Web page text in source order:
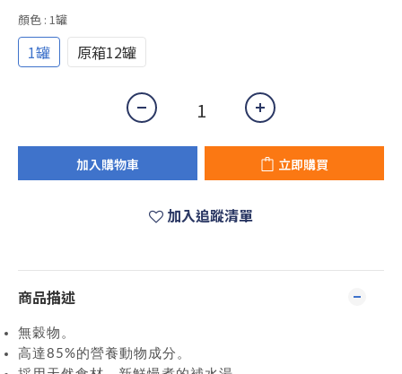
顏色 : 1罐
1罐 原箱12罐
加入購物車 立即購買
加入追蹤清單
商品描述
無穀物。
高達85%的營養動物成分。